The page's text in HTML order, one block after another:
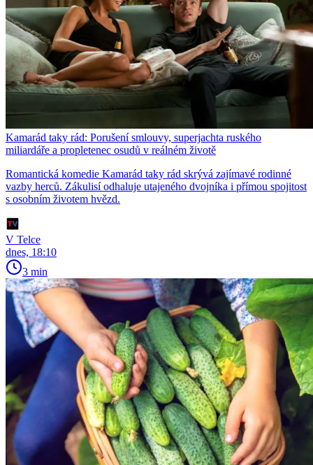
Kamarád taky rád: Porušení smlouvy, superjachta ruského
miliardáře a propletenec osudů v reálném životě
Romantická komedie Kamarád taky rád skrývá zajímavé rodinné
vazby herců. Zákulisí odhaluje utajeného dvojníka i přímou spojitost
s osobním životem hvězd.
V Telce
dnes, 18:10
3 min